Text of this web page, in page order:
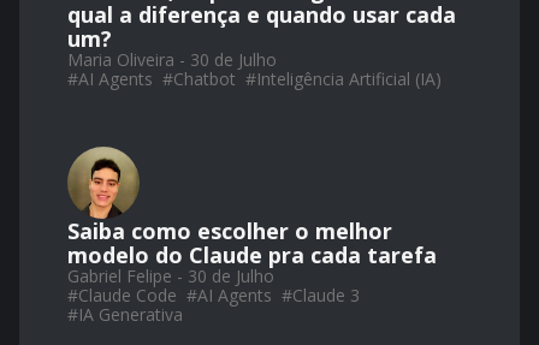
qual a diferença e quando usar cada
um?
Maria Oliveira - 30 de Julho
#AI Agents #Chatbot #Inteligência Artificial (IA)
Saiba como escolher o melhor
modelo do Claude pra cada tarefa
Gabriel Felipe - 30 de Julho
#Claude Code #AI Agents #Claude 3
#IA Generativa